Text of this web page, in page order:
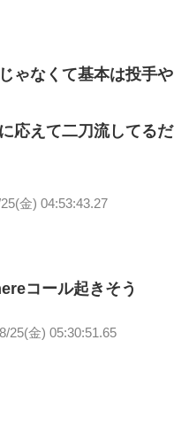
ゃなくて基本は投手や
応えて二刀流してるだ
金) 04:53:43.27
コール起きそう
25(金) 05:30:51.65